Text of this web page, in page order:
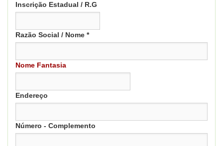
Inscrição Estadual / R.G
Razão Social / Nome *
Nome Fantasia
Endereço
Número - Complemento